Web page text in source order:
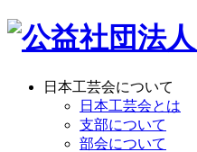
日本工芸会について
日本工芸会とは
支部について
部会について